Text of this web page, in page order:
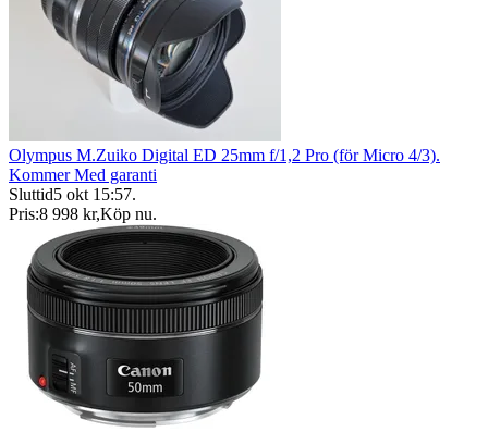
Olympus M.Zuiko Digital ED 25mm f/1,2 Pro (för Micro 4/3).
Kommer Med garanti
Sluttid5 okt 15:57.
Pris:8 998 kr,Köp nu.